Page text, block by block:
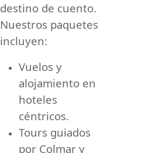
destino de cuento.
Nuestros paquetes
incluyen:
Vuelos y
alojamiento en
hoteles
céntricos.
Tours guiados
por Colmar y